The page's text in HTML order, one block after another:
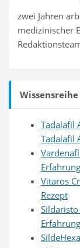
zwei Jahren
medizinischer
Tadalafil
Tadalafil
Vitaros
Rezept